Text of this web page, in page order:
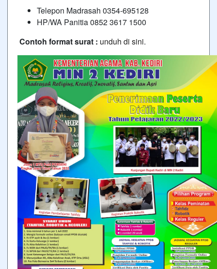
Telepon Madrasah 0354-695128
HP/WA Panitia 0852 3617 1500
Contoh format surat : unduh di sini.